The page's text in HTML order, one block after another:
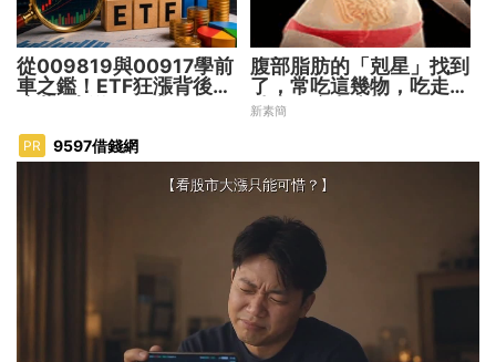
從009819與00917學前
車之鑑！ETF狂漲背後
腹部脂肪的「剋星」找到
了，常吃這幾物，吃走大
肚囊，瘦出小蠻腰
新素簡
PR 9597借錢網